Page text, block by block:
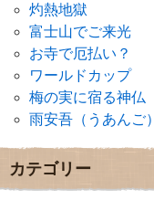
灼熱地獄
富士山でご来光
お寺で厄払い？
ワールドカップ
梅の実に宿る神仏
雨安吾（うあんご）
カテゴリー